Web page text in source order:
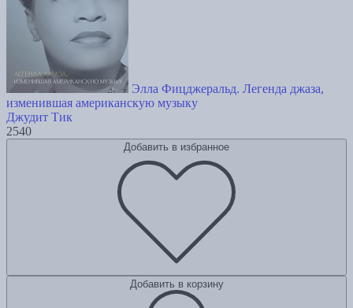
Элла Фицджеральд. Легенда джаза,
изменившая американскую музыку
Джудит Тик
2540
Добавить в избранное
Добавить в корзину